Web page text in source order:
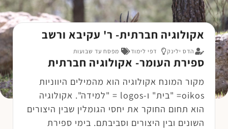
אקולוגיה חברתית- ר' עקיבא ורשב
הדס ילינק דפי לימוד מפסח עד שבועות
ספירת העומר- אקולוגיה חברתית
מקור המונח אקולוגיה הוא מהמילים היווניות
oikos= "בית" ו-logos = "למידה". אקולוגיה
הוא תחום החוקר את יחסי הגומלין שבין היצורים
השונים ובין היצורים וסביבתם. בימי ספירת